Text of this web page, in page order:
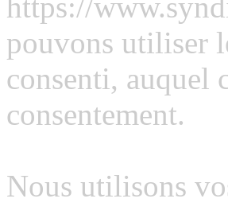
pouvons utiliser
consenti, auquel
consentement.
Nous utilisons